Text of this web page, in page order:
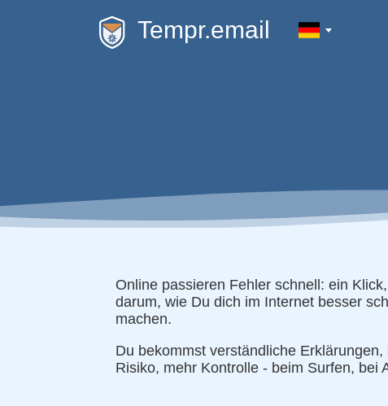
Tempr.email
Online passieren Fehler schnell: ein
darum, wie Du dich im Internet besser
machen.
Du bekommst verständliche
Risiko, mehr Kontrolle - beim Surfen, bei